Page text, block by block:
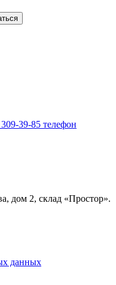
39-85 телефон
дом 2, склад «Простор».
данных